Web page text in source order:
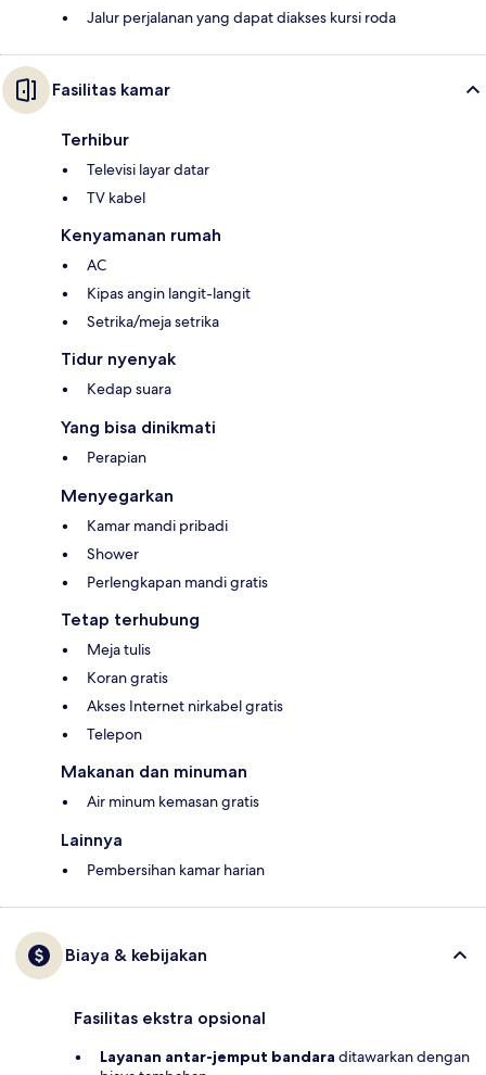
Jalur perjalanan yang dapat diakses kursi roda
Fasilitas kamar
Terhibur
Televisi layar datar
TV kabel
Kenyamanan rumah
AC
Kipas angin langit-langit
Setrika/meja setrika
Tidur nyenyak
Kedap suara
Yang bisa dinikmati
Perapian
Menyegarkan
Kamar mandi pribadi
Shower
Perlengkapan mandi gratis
Tetap terhubung
Meja tulis
Koran gratis
Akses Internet nirkabel gratis
Telepon
Makanan dan minuman
Air minum kemasan gratis
Lainnya
Pembersihan kamar harian
Biaya & kebijakan
Fasilitas ekstra opsional
Layanan antar-jemput bandara ditawarkan dengan